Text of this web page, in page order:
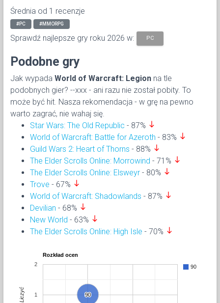
Średnia od 1 recenzje
#PC #MMORPG
Sprawdź najlepsze gry roku 2026 w: PC
Podobne gry
Jak wypada World of Warcraft: Legion na tle
podobnych gier? --xxx - ani razu nie został pobity. To
może być hit. Nasza rekomendacja - w grę na pewno
warto zagrać, nie wahaj się.
Star Wars: The Old Republic - 87% south
World of Warcraft: Battle for Azeroth - 83% south
Guild Wars 2: Heart of Thorns - 88% south
The Elder Scrolls Online: Morrowind - 71% south
The Elder Scrolls Online: Elsweyr - 80% south
Trove - 67% south
World of Warcraft: Shadowlands - 87% south
Devilian - 68% south
New World - 63% south
The Elder Scrolls Online: High Isle - 70% south
Rozkład ocen
90
90
90
1
2
Liczyć